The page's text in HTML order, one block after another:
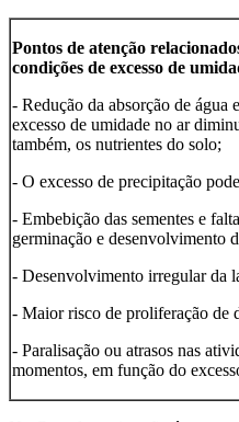
Pontos de atenção
condições de excesso de
- Redução da absorção de água
excesso de umidade no ar
também, os nutrientes do solo;
- O excesso de precipitação
- Embebição das sementes e
germinação e desenvolvimento
- Desenvolvimento irregular da
- Maior risco de proliferação de
- Paralisação ou atrasos nas
momentos, em função do